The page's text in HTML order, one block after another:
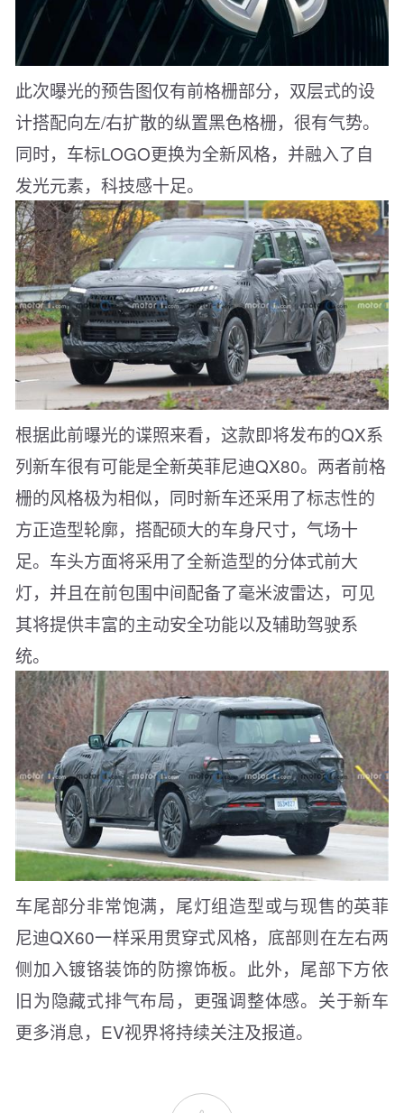
此次曝光的预告图仅有前格栅部分，双层式的设
计搭配向左/右扩散的纵置黑色格栅，很有气势。
同时，车标LOGO更换为全新风格，并融入了自
发光元素，科技感十足。
根据此前曝光的谍照来看，这款即将发布的QX系
列新车很有可能是全新英菲尼迪QX80。两者前格
栅的风格极为相似，同时新车还采用了标志性的
方正造型轮廓，搭配硕大的车身尺寸，气场十
足。车头方面将采用了全新造型的分体式前大
灯，并且在前包围中间配备了毫米波雷达，可见
其将提供丰富的主动安全功能以及辅助驾驶系
统。
车尾部分非常饱满，尾灯组造型或与现售的英菲
尼迪QX60一样采用贯穿式风格，底部则在左右两
侧加入镀铬装饰的防擦饰板。此外，尾部下方依
旧为隐藏式排气布局，更强调整体感。关于新车
更多消息，EV视界将持续关注及报道。